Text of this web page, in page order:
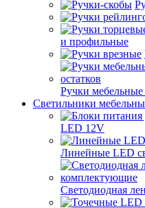
и профильные
Ручки мебельные
Светильники
LED 12V
Линейные LED
Светодиодная